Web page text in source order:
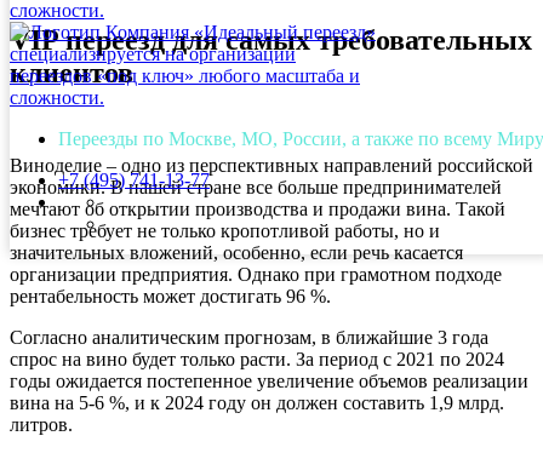
Переезды по Москве, МО, России, а также по всему Миру
+7 (495) 741-13-77
VIP переезд для самых требовательных
клиентов
Виноделие – одно из перспективных направлений российской
экономики. В нашей стране все больше предпринимателей
мечтают об открытии производства и продажи вина. Такой
бизнес требует не только кропотливой работы, но и
значительных вложений, особенно, если речь касается
организации предприятия. Однако при грамотном подходе
рентабельность может достигать 96 %.
Согласно аналитическим прогнозам, в ближайшие 3 года
спрос на вино будет только расти. За период с 2021 по 2024
годы ожидается постепенное увеличение объемов реализации
вина на 5-6 %, и к 2024 году он должен составить 1,9 млрд.
литров.